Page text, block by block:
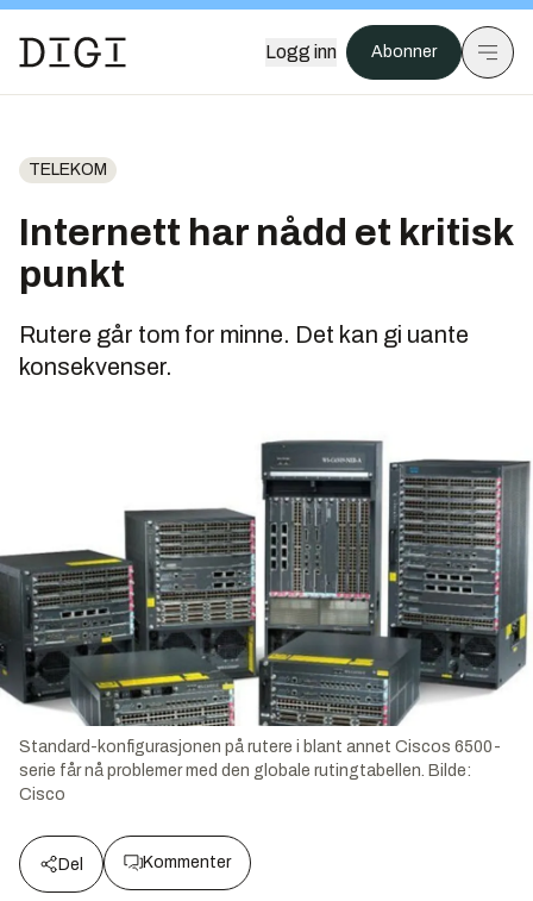
Logg inn Abonner
TELEKOM
Internett har nådd et kritisk
punkt
Rutere går tom for minne. Det kan gi uante
konsekvenser.
Standard-konfigurasjonen på rutere i blant annet Ciscos 6500-
serie får nå problemer med den globale rutingtabellen. Bilde:
Cisco
Del Kommenter